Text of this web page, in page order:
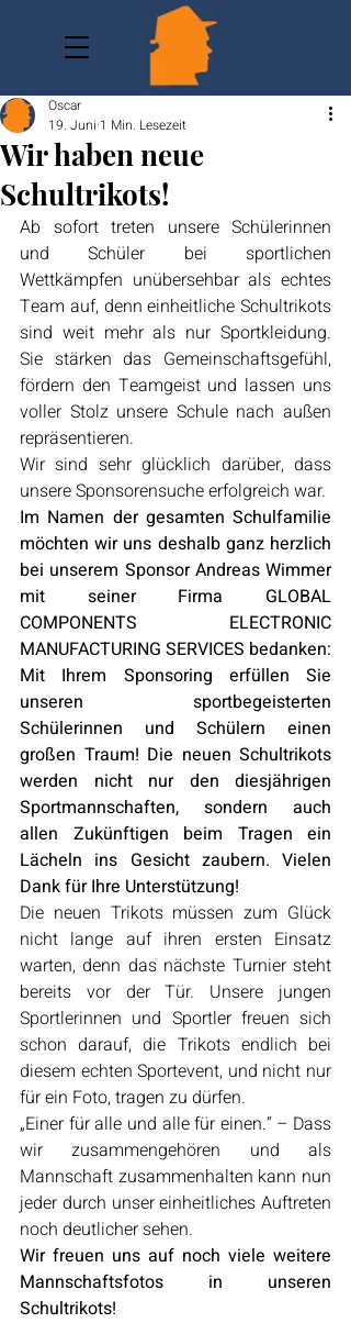
Wir haben neue
Schultrikots!
Oscar
19. Juni 1 Min. Lesezeit
Ab sofort treten unsere Schülerinnen
und Schüler bei sportlichen
Wettkämpfen unübersehbar als echtes
Team auf, denn einheitliche Schultrikots
sind weit mehr als nur Sportkleidung.
Sie stärken das Gemeinschaftsgefühl,
fördern den Teamgeist und lassen uns
voller Stolz unsere Schule nach außen
repräsentieren.
Wir sind sehr glücklich darüber, dass
unsere Sponsorensuche erfolgreich war.
Im Namen der gesamten Schulfamilie
möchten wir uns deshalb ganz herzlich
bei unserem Sponsor Andreas Wimmer
mit seiner Firma GLOBAL
COMPONENTS ELECTRONIC
MANUFACTURING SERVICES bedanken:
Mit Ihrem Sponsoring erfüllen Sie
unseren sportbegeisterten
Schülerinnen und Schülern einen
großen Traum! Die neuen Schultrikots
werden nicht nur den diesjährigen
Sportmannschaften, sondern auch
allen Zukünftigen beim Tragen ein
Lächeln ins Gesicht zaubern. Vielen
Dank für Ihre Unterstützung!
Die neuen Trikots müssen zum Glück
nicht lange auf ihren ersten Einsatz
warten, denn das nächste Turnier steht
bereits vor der Tür. Unsere jungen
Sportlerinnen und Sportler freuen sich
schon darauf, die Trikots endlich bei
diesem echten Sportevent, und nicht nur
für ein Foto, tragen zu dürfen.
„Einer für alle und alle für einen.“ – Dass
wir zusammengehören und als
Mannschaft zusammenhalten kann nun
jeder durch unser einheitliches Auftreten
noch deutlicher sehen.
Wir freuen uns auf noch viele weitere
Mannschaftsfotos in unseren
Schultrikots!